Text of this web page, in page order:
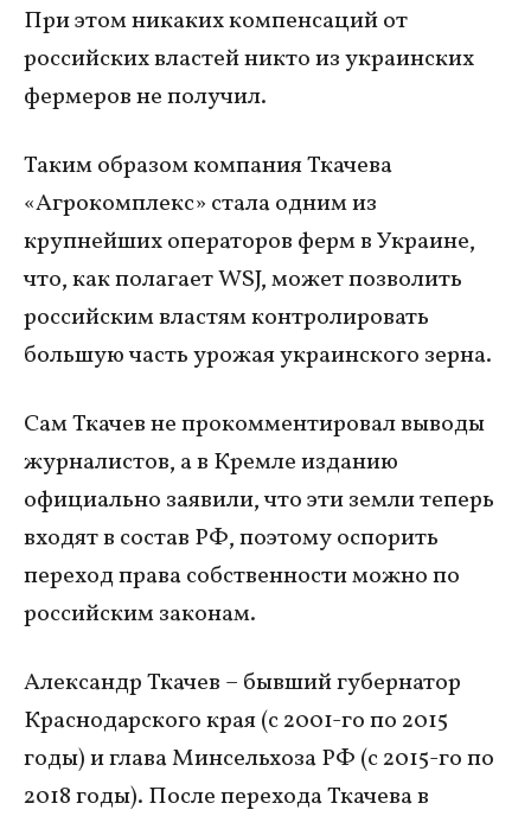
При этом никаких компенсаций от
российских властей никто из украинских
фермеров не получил.
Таким образом компания Ткачева
«Агрокомплекс» стала одним из
крупнейших операторов ферм в Украине,
что, как полагает WSJ, может позволить
российским властям контролировать
большую часть урожая украинского зерна.
Сам Ткачев не прокомментировал выводы
журналистов, а в Кремле изданию
официально заявили, что эти земли теперь
входят в состав РФ, поэтому оспорить
переход права собственности можно по
российским законам.
Александр Ткачев – бывший губернатор
Краснодарского края (с 2001-го по 2015
годы) и глава Минсельхоза РФ (с 2015-го по
2018 годы). После перехода Ткачева в